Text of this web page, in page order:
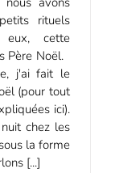
rituels
eux, cette
Père Noël.
j'ai fait le
(pour tout
ici).
chez les
la forme
[...]